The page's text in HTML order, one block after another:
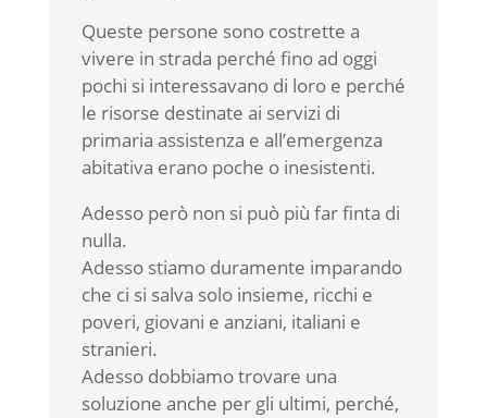
Queste persone sono costrette a
vivere in strada perché fino ad oggi
pochi si interessavano di loro e perché
le risorse destinate ai servizi di
primaria assistenza e all’emergenza
abitativa erano poche o inesistenti.
Adesso però non si può più far finta di
nulla.
Adesso stiamo duramente imparando
che ci si salva solo insieme, ricchi e
poveri, giovani e anziani, italiani e
stranieri.
Adesso dobbiamo trovare una
soluzione anche per gli ultimi, perché,